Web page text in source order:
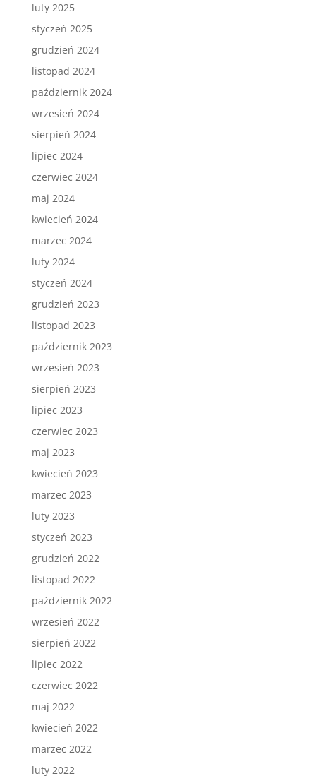
luty 2025
styczeń 2025
grudzień 2024
listopad 2024
październik 2024
wrzesień 2024
sierpień 2024
lipiec 2024
czerwiec 2024
maj 2024
kwiecień 2024
marzec 2024
luty 2024
styczeń 2024
grudzień 2023
listopad 2023
październik 2023
wrzesień 2023
sierpień 2023
lipiec 2023
czerwiec 2023
maj 2023
kwiecień 2023
marzec 2023
luty 2023
styczeń 2023
grudzień 2022
listopad 2022
październik 2022
wrzesień 2022
sierpień 2022
lipiec 2022
czerwiec 2022
maj 2022
kwiecień 2022
marzec 2022
luty 2022